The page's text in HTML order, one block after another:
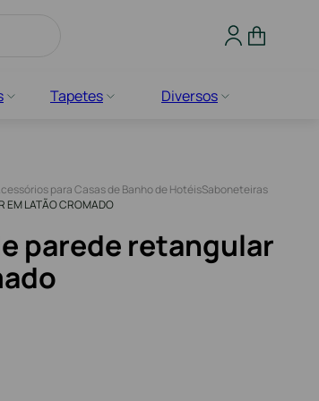
Tapetes Diversos
para Casas de Banho de HotéisSaboneteiras
EM LATÃO CROMADO
parede retangular